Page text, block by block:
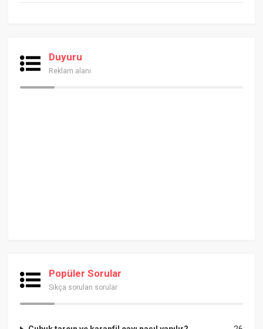
Duyuru
Reklam alanı
Popüler Sorular
Sıkça sorulan sorular